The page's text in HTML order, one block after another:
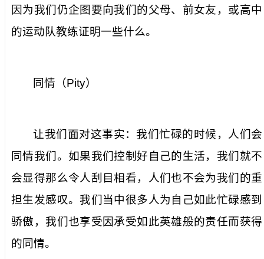
因为我们仍企图要向我们的父母、前女友，或高中
的运动队教练证明一些什么。
同情（Pity）
让我们面对这事实：我们忙碌的时候，人们会
同情我们。如果我们控制好自己的生活，我们就不
会显得那么令人刮目相看，人们也不会为我们的重
担生发感叹。我们当中很多人为自己如此忙碌感到
骄傲，我们也享受因承受如此英雄般的责任而获得
的同情。